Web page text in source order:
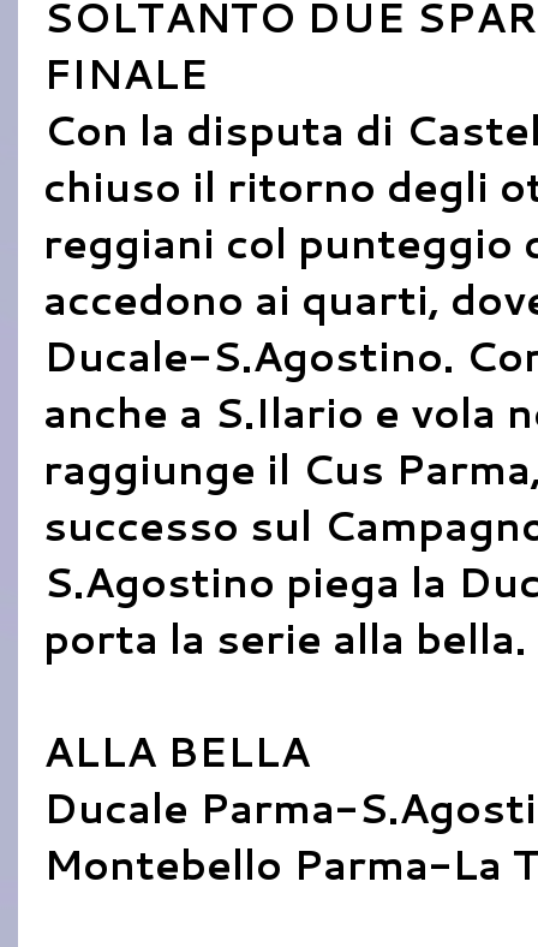
SOLTANTO DUE
FINALE
Con la disputa di
chiuso il ritorno degli
reggiani col punteggio
accedono ai quarti,
Ducale-S.Agostino.
anche a S.Ilario e vola
raggiunge il Cus
successo sul
S.Agostino piega la
porta la serie alla bella.
ALLA BELLA
Ducale Parma-
Montebello Parma-La